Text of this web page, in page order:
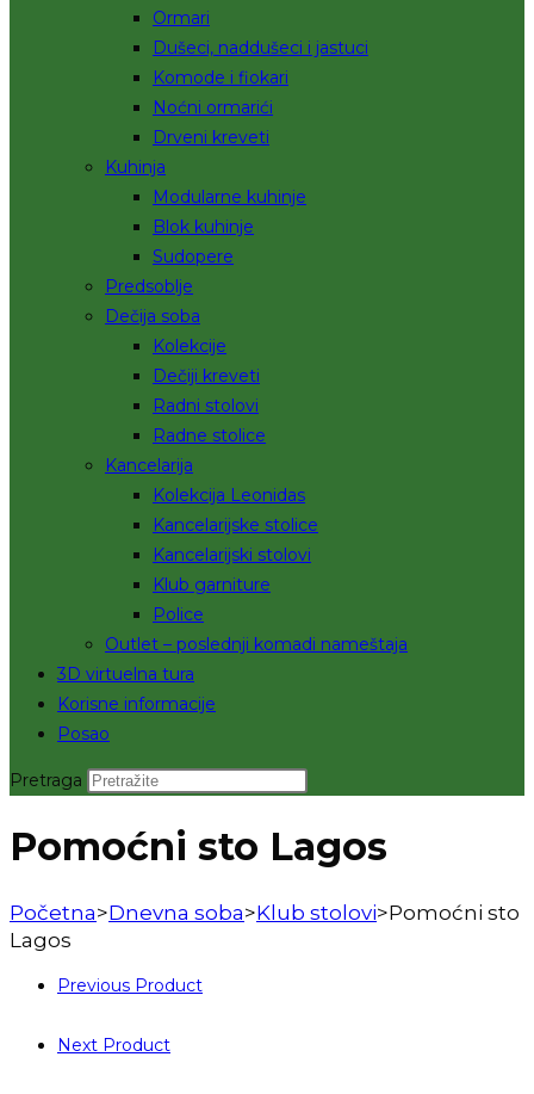
Ormari
Dušeci, naddušeci i jastuci
Komode i fiokari
Noćni ormarići
Drveni kreveti
Kuhinja
Modularne kuhinje
Blok kuhinje
Sudopere
Predsoblje
Dečija soba
Kolekcije
Dečiji kreveti
Radni stolovi
Radne stolice
Kancelarija
Kolekcija Leonidas
Kancelarijske stolice
Kancelarijski stolovi
Klub garniture
Police
Outlet – poslednji komadi nameštaja
3D virtuelna tura
Korisne informacije
Posao
Pretraga
Pomoćni sto Lagos
Početna>Dnevna soba>Klub stolovi>Pomoćni sto
Lagos
Previous Product
Next Product